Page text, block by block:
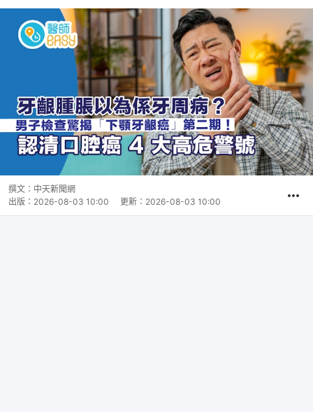
撰文： 中天新聞網
出版： 2026-08-03 10:00 更新： 2026-08-03 10:00